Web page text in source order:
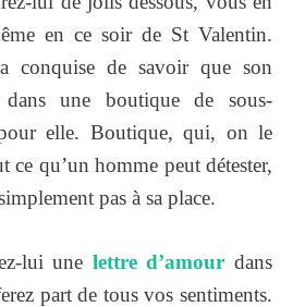
en ce soir de St Valentin.
conquise de savoir que son
une boutique de sous-
elle. Boutique, qui, on le
ce qu’un homme peut détester,
pas à sa place.
lui une lettre d’amour dans
part de tous vos sentiments.